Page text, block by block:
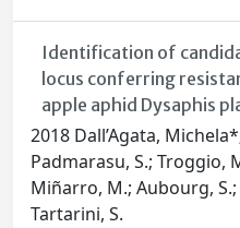
Identification of
locus conferring
apple aphid Dysaphis
2018 Dall’Agata,
Padmarasu, S.; Troggio,
Miñarro, M.; Aubourg, S.;
Tartarini, S.